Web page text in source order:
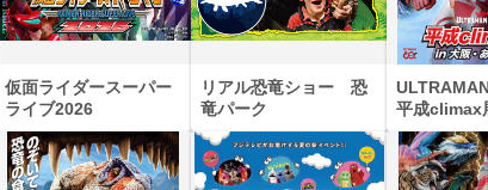
仮面ライダースーパー
ライブ2026
リアル恐竜ショー 恐
竜パーク
平成climax